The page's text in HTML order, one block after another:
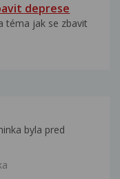
deprese
téma jak se zbavit
byla pred